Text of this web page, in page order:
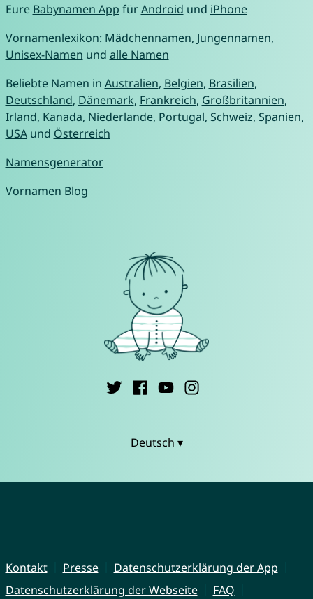
Eure Babynamen App fürAndroid und iPhone
Vornamenlexikon: Mädchennamen, Jungennamen,
Unisex-Namen und alle Namen
Beliebte Namen in Australien, Belgien, Brasilien,
Deutschland, Dänemark, Frankreich, Großbritannien,
Irland, Kanada, Niederlande, Portugal, Schweiz, Spanien,
USAund Österreich
Namensgenerator
Vornamen Blog
Deutsch ▾
Kontakt Presse
Datenschutzerklärung der App
Datenschutzerklärung der Webseite
FAQ